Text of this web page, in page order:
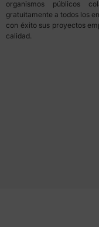
organismos públicos
gratuitamente a todos los
con éxito sus proyectos
calidad.